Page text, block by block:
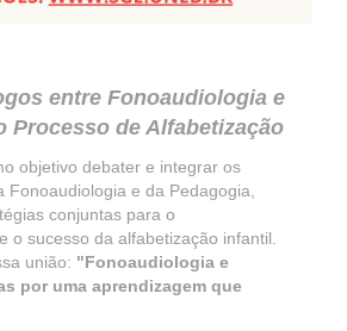
entre Fonoaudiologia e
Processo de Alfabetização
objetivo debater e integrar os
Fonoaudiologia e da Pedagogia,
conjuntas para o
o sucesso da alfabetização infantil.
união: "Fonoaudiologia e
por uma aprendizagem que